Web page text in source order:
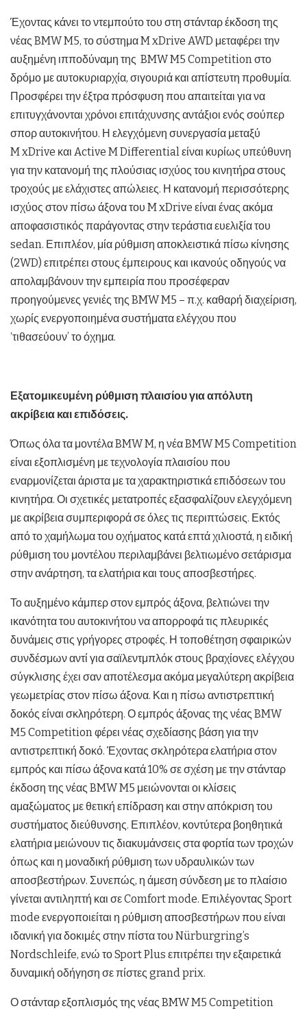
Έχοντας κάνει το ντεμπούτο του στη στάνταρ έκδοση της
νέας BMW M5, το σύστημα M xDrive AWD μεταφέρει την
αυξημένη ιπποδύναμη της BMW M5 Competition στο
δρόμο με αυτοκυριαρχία, σιγουριά και απίστευτη προθυμία.
Προσφέρει την έξτρα πρόσφυση που απαιτείται για να
επιτυγχάνονται χρόνοι επιτάχυνσης αντάξιοι ενός σούπερ
σπορ αυτοκινήτου. Η ελεγχόμενη συνεργασία μεταξύ
M xDrive και Active M Differential είναι κυρίως υπεύθυνη
για την κατανομή της πλούσιας ισχύος του κινητήρα στους
τροχούς με ελάχιστες απώλειες. Η κατανομή περισσότερης
ισχύος στον πίσω άξονα του M xDrive είναι ένας ακόμα
αποφασιστικός παράγοντας στην τεράστια ευελιξία του
sedan. Επιπλέον, μία ρύθμιση αποκλειστικά πίσω κίνησης
(2WD) επιτρέπει στους έμπειρους και ικανούς οδηγούς να
απολαμβάνουν την εμπειρία που προσέφεραν
προηγούμενες γενιές της BMW M5 – π.χ. καθαρή διαχείριση,
χωρίς ενεργοποιημένα συστήματα ελέγχου που
‘τιθασεύουν’ το όχημα.
Εξατομικευμένη ρύθμιση πλαισίου για απόλυτη
ακρίβεια και επιδόσεις.
Όπως όλα τα μοντέλα BMW M, η νέα BMW M5 Competition
είναι εξοπλισμένη με τεχνολογία πλαισίου που
εναρμονίζεται άριστα με τα χαρακτηριστικά επιδόσεων του
κινητήρα. Οι σχετικές μετατροπές εξασφαλίζουν ελεγχόμενη
με ακρίβεια συμπεριφορά σε όλες τις περιπτώσεις. Εκτός
από το χαμήλωμα του οχήματος κατά επτά χιλιοστά, η ειδική
ρύθμιση του μοντέλου περιλαμβάνει βελτιωμένο σετάρισμα
στην ανάρτηση, τα ελατήρια και τους αποσβεστήρες.
Το αυξημένο κάμπερ στον εμπρός άξονα, βελτιώνει την
ικανότητα του αυτοκινήτου να απορροφά τις πλευρικές
δυνάμεις στις γρήγορες στροφές. Η τοποθέτηση σφαιρικών
συνδέσμων αντί για σαϊλεντμπλόκ στους βραχίονες ελέγχου
σύγκλισης έχει σαν αποτέλεσμα ακόμα μεγαλύτερη ακρίβεια
γεωμετρίας στον πίσω άξονα. Και η πίσω αντιστρεπτική
δοκός είναι σκληρότερη. Ο εμπρός άξονας της νέας BMW
M5 Competition φέρει νέας σχεδίασης βάση για την
αντιστρεπτική δοκό. Έχοντας σκληρότερα ελατήρια στον
εμπρός και πίσω άξονα κατά 10% σε σχέση με την στάνταρ
έκδοση της νέας BMW M5 μειώνονται οι κλίσεις
αμαξώματος με θετική επίδραση και στην απόκριση του
συστήματος διεύθυνσης. Επιπλέον, κοντύτερα βοηθητικά
ελατήρια μειώνουν τις διακυμάνσεις στα φορτία των τροχών
όπως και η μοναδική ρύθμιση των υδραυλικών των
αποσβεστήρων. Συνεπώς, η άμεση σύνδεση με το πλαίσιο
γίνεται αντιληπτή και σε Comfort mode. Επιλέγοντας Sport
mode ενεργοποιείται η ρύθμιση αποσβεστήρων που είναι
ιδανική για δοκιμές στην πίστα του Nürburgring’s
Nordschleife, ενώ το Sport Plus επιτρέπει την εξαιρετικά
δυναμική οδήγηση σε πίστες grand prix.
Ο στάνταρ εξοπλισμός της νέας BMW M5 Competition